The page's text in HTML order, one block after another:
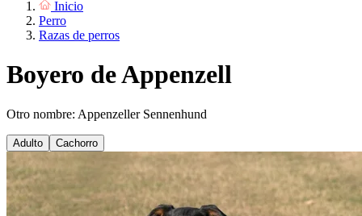
Inicio
Perro
Razas de perros
Boyero de Appenzell
Otro nombre: Appenzeller Sennenhund
Adulto Cachorro